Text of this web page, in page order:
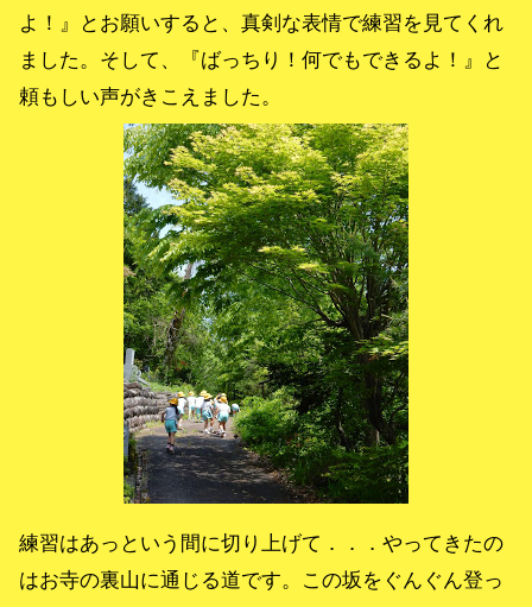
よ！』とお願いすると、真剣な表情で練習を見てくれ
ました。そして、『ばっちり！何でもできるよ！』と
頼もしい声がきこえました。
練習はあっという間に切り上げて．．．やってきたの
はお寺の裏山に通じる道です。この坂をぐんぐん登っ